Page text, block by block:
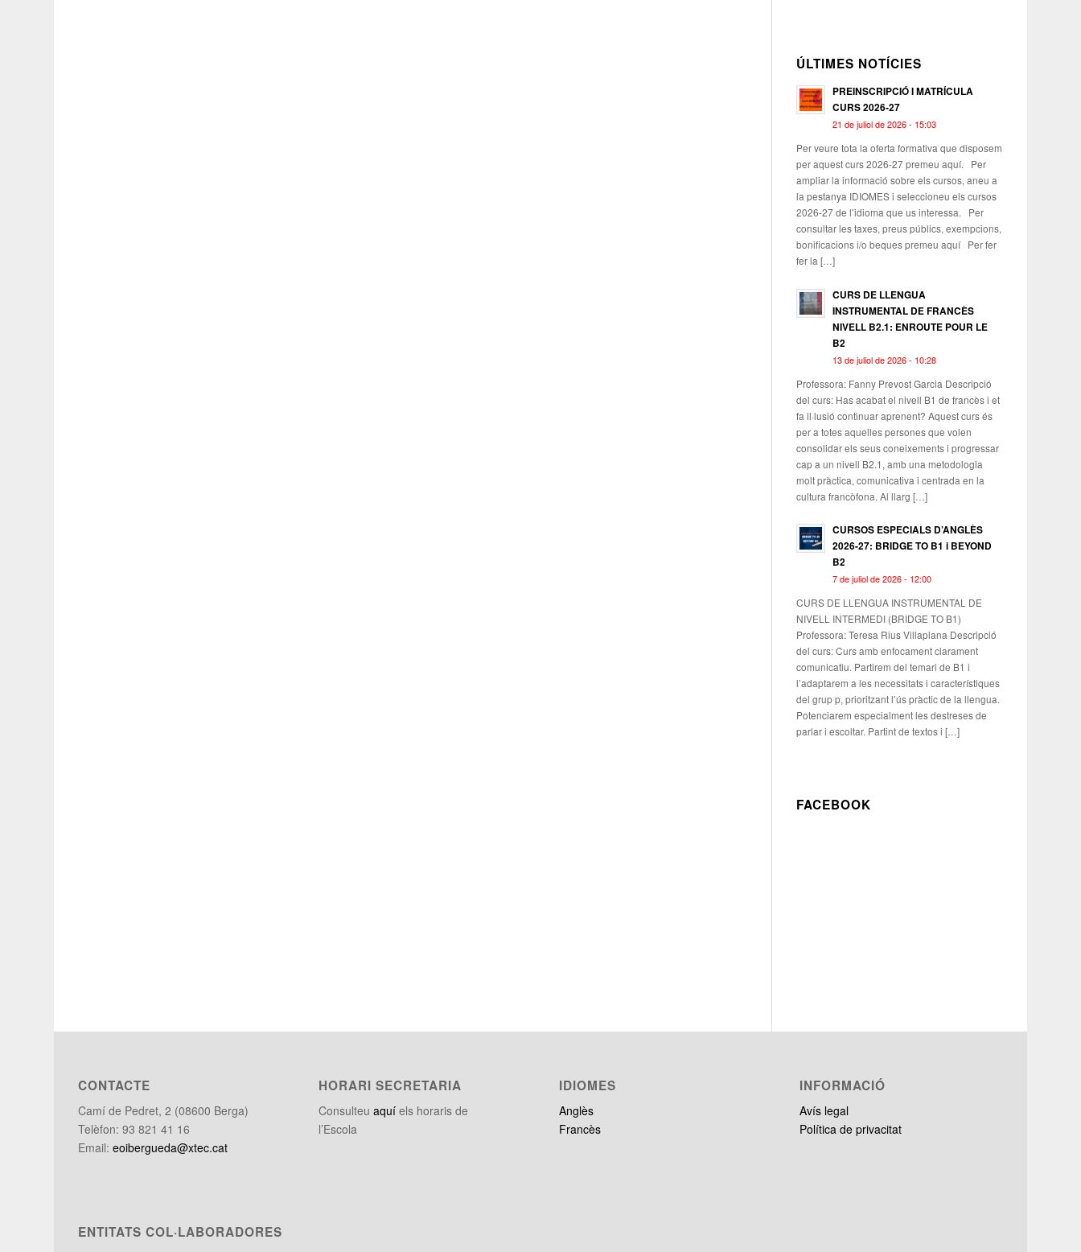
ÚLTIMES NOTÍCIES
PREINSCRIPCIÓ I MATRÍCULA
CURS 2026-27
21 de juliol de 2026 - 15:03
Per veure tota la oferta formativa que disposem
per aquest curs 2026-27 premeu aquí. Per
ampliar la informació sobre els cursos, aneu a
la pestanya IDIOMES i seleccioneu els cursos
2026-27 de l’idioma que us interessa. Per
consultar les taxes, preus públics, exempcions,
bonificacions i/o beques premeu aquí Per fer
fer la […]
CURS DE LLENGUA
INSTRUMENTAL DE FRANCÈS
NIVELL B2.1: ENROUTE POUR LE
B2
13 de juliol de 2026 - 10:28
Professora: Fanny Prevost Garcia Descripció
del curs: Has acabat el nivell B1 de francès i et
fa il·lusió continuar aprenent? Aquest curs és
per a totes aquelles persones que volen
consolidar els seus coneixements i progressar
cap a un nivell B2.1, amb una metodologia
molt pràctica, comunicativa i centrada en la
cultura francòfona. Al llarg […]
CURSOS ESPECIALS D’ANGLÈS
2026-27: BRIDGE TO B1 i BEYOND
B2
7 de juliol de 2026 - 12:00
CURS DE LLENGUA INSTRUMENTAL DE
NIVELL INTERMEDI (BRIDGE TO B1)
Professora: Teresa Rius Villaplana Descripció
del curs: Curs amb enfocament clarament
comunicatiu. Partirem del temari de B1 i
l’adaptarem a les necessitats i característiques
del grup p, prioritzant l’ús pràctic de la llengua.
Potenciarem especialment les destreses de
parlar i escoltar. Partint de textos i […]
FACEBOOK
CONTACTE
Camí de Pedret, 2 (08600 Berga)
Telèfon: 93 821 41 16
Email:eoibergueda@xtec.cat
HORARI SECRETARIA
Consulteuaquí els horaris de
l’Escola
IDIOMES
Anglès
Francès
INFORMACIÓ
Avís legal
Política de privacitat
ENTITATS COL·LABORADORES